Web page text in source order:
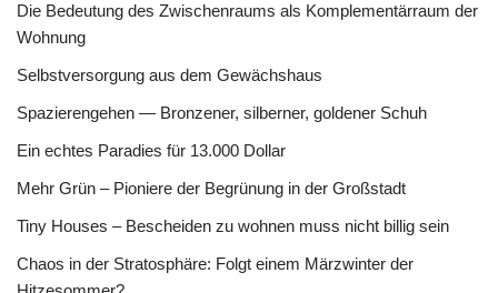
Die Bedeutung des Zwischenraums als Komplementärraum der
Wohnung
Selbstversorgung aus dem Gewächshaus
Spazierengehen — Bronzener, silberner, goldener Schuh
Ein echtes Paradies für 13.000 Dollar
Mehr Grün – Pioniere der Begrünung in der Großstadt
Tiny Houses – Bescheiden zu wohnen muss nicht billig sein
Chaos in der Stratosphäre: Folgt einem Märzwinter der